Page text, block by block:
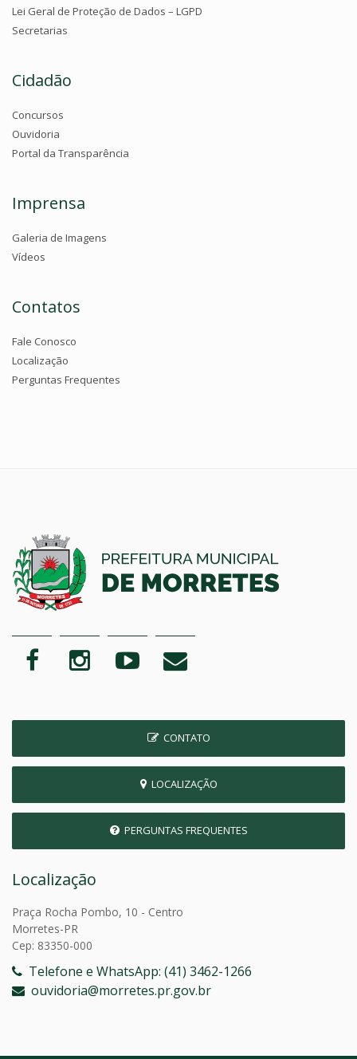
Lei Geral de Proteção de Dados – LGPD
Secretarias
Cidadão
Concursos
Ouvidoria
Portal da Transparência
Imprensa
Galeria de Imagens
Vídeos
Contatos
Fale Conosco
Localização
Perguntas Frequentes
CONTATO
LOCALIZAÇÃO
PERGUNTAS FREQUENTES
Localização
Praça Rocha Pombo, 10 - Centro
Morretes-PR
Cep: 83350-000
Telefone e WhatsApp: (41) 3462-1266
ouvidoria@morretes.pr.gov.br